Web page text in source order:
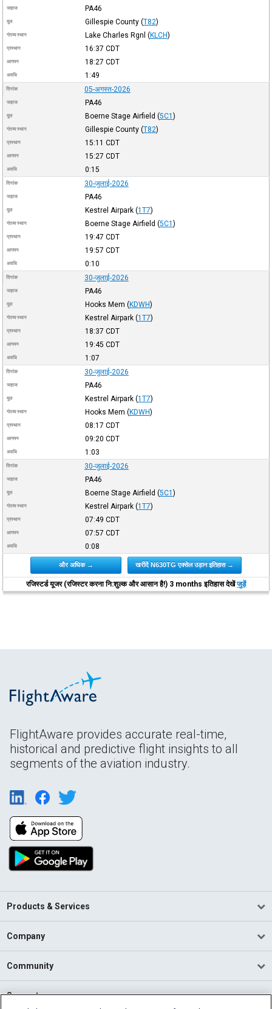
जहाज PA46
मूल Gillespie County (T82)
गंतव्य स्थान Lake Charles Rgnl (KLCH)
प्रस्थान 16:37 CDT
आगमन 18:27 CDT
अवधि 1:49
दिनांक 05-अगस्त-2026
जहाज PA46
मूल Boerne Stage Airfield (5C1 )
गंतव्य स्थान Gillespie County (T82)
प्रस्थान 15:11 CDT
आगमन 15:27 CDT
अवधि 0:15
दिनांक 30-जुलाई-2026
जहाज PA46
मूल Kestrel Airpark (1T7)
गंतव्य स्थान Boerne Stage Airfield (5C1 )
प्रस्थान 19:47 CDT
आगमन 19:57 CDT
अवधि 0:10
दिनांक 30-जुलाई-2026
जहाज PA46
मूल Hooks Mem (KDWH)
गंतव्य स्थान Kestrel Airpark (1T7)
प्रस्थान 18:37 CDT
आगमन 19:45 CDT
अवधि 1:07
दिनांक 30-जुलाई-2026
जहाज PA46
मूल Kestrel Airpark (1T7)
गंतव्य स्थान Hooks Mem (KDWH)
प्रस्थान 08:17 CDT
आगमन 09:20 CDT
अवधि 1:03
दिनांक 30-जुलाई-2026
जहाज PA46
मूल Boerne Stage Airfield (5C1 )
गंतव्य स्थान Kestrel Airpark (1T7)
प्रस्थान 07:49 CDT
आगमन 07:57 CDT
अवधि 0:08
और अधिक → खरीदें N630TG एक्सेल उड़ान इतिहास →
रजिस्टर्ड यूजर (रजिस्टर करना नि:शुल्क और आसान है!) 3 months इतिहास देखेंजुड़ें
FlightAware provides accurate real-time,
historical and predictive flight insights to all
segments of the aviation industry.
Products & Services
Company
Community
Support